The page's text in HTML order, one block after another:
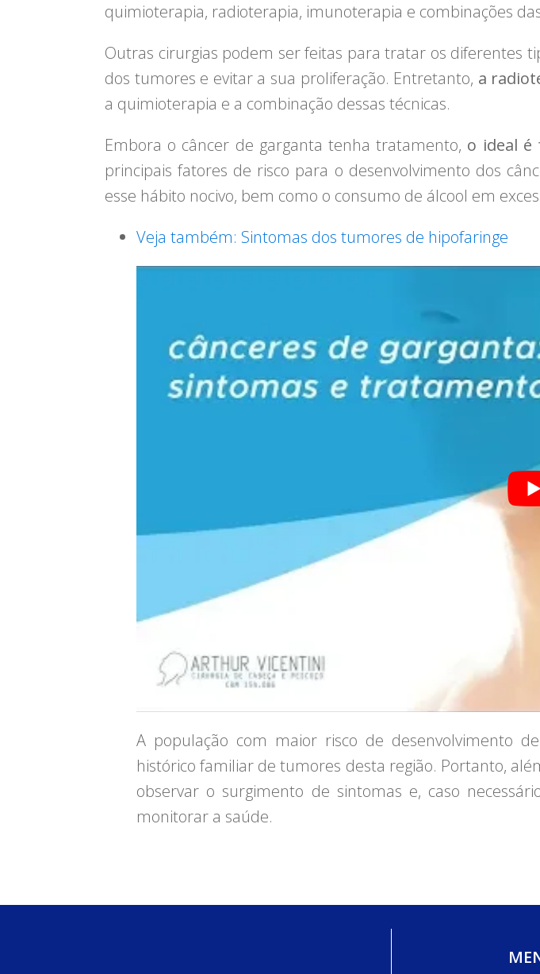
quimioterapia, radioterapia, imunoterapia e combinações
Outras cirurgias podem ser feitas para tratar os diferentes
dos tumores e evitar a sua proliferação. Entretanto, a
a quimioterapia e a combinação dessas técnicas.
Embora o câncer de garganta tenha tratamento, o ideal é
principais fatores de risco para o desenvolvimento dos
esse hábito nocivo, bem como o consumo de álcool em
Veja também: Sintomas dos tumores de hipofaringe
A população com maior risco de desenvolvimento
histórico familiar de tumores desta região. Portanto,
observar o surgimento de sintomas e, caso
monitorar a saúde.